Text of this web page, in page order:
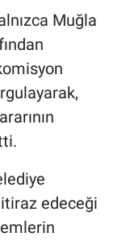
Muğla
itiraz edeceği